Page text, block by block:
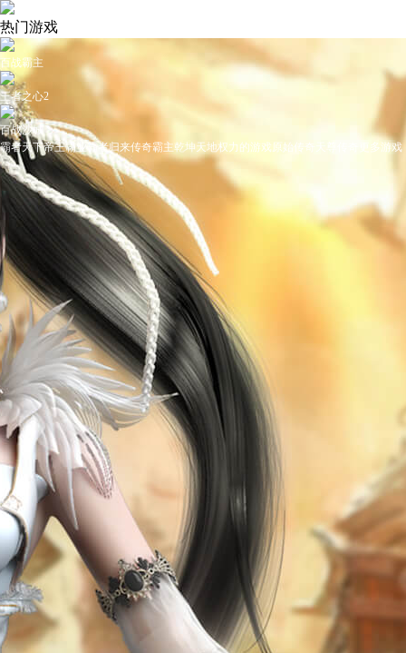
热门游戏
百战霸主
王者之心2
百战沙城
霸者天下帝王霸业 霸者归来传奇霸主乾坤天地权力的游戏原始传奇 天尊传奇 更多游戏